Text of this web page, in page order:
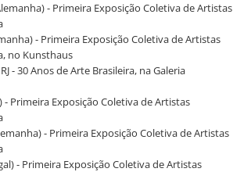
- Primeira Exposição Coletiva de Artistas
- Primeira Exposição Coletiva de Artistas
no Kunsthaus
- 30 Anos de Arte Brasileira, na Galeria
- Primeira Exposição Coletiva de Artistas
- Primeira Exposição Coletiva de Artistas
- Primeira Exposição Coletiva de Artistas